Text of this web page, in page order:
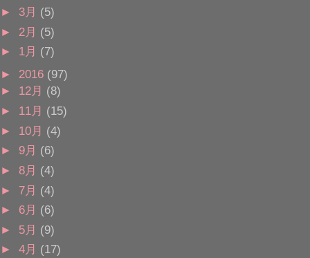
► 3月 (5)
► 2月 (5)
► 1月 (7)
► 2016 (97)
► 12月 (8)
► 11月 (15)
► 10月 (4)
► 9月 (6)
► 8月 (4)
► 7月 (4)
► 6月 (6)
► 5月 (9)
► 4月 (17)